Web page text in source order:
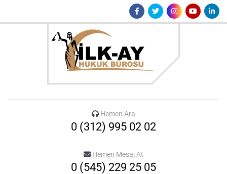
Hemen Ara
0 (312) 995 02 02
Hemen Mesaj At
0 (545) 229 25 05